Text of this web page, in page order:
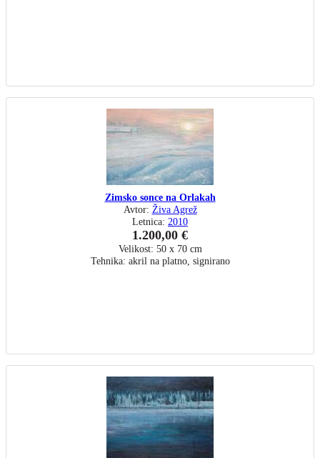
Zimsko sonce na Orlakah
Avtor: Živa Agrež
Letnica: 2010
1.200,00 €
Velikost: 50 x 70 cm
Tehnika: akril na platno, signirano